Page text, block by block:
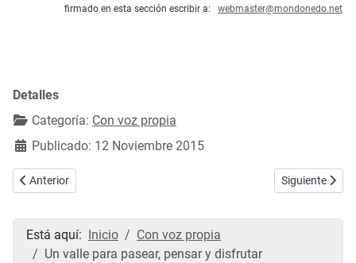
firmado en esta sección escribir a: webmaster@mondonedo.net
Detalles
Categoría: Con voz propia
Publicado: 12 Noviembre 2015
Artículo anterior: Agradecimiento
Anterior Artículo
Siguiente
Está aquí: Inicio
Con voz propia
Un valle para pasear, pensar y disfrutar